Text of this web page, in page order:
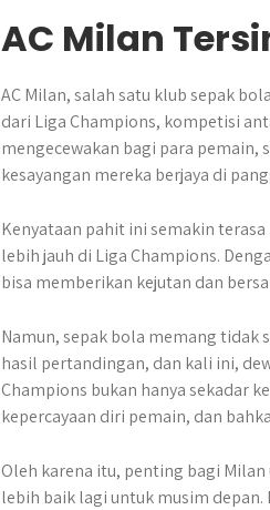
AC Milan
AC Milan, salah satu klub sepak
dari Liga Champions, kompetisi
mengecewakan bagi para
kesayangan mereka berjaya di
Kenyataan pahit ini semakin
lebih jauh di Liga Champions.
bisa memberikan kejutan dan
Namun, sepak bola memang tidak
hasil pertandingan, dan kali ini,
Champions bukan hanya sekadar
kepercayaan diri pemain, dan
Oleh karena itu, penting bagi
lebih baik lagi untuk musim